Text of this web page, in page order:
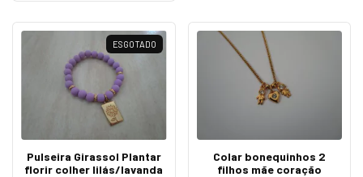
ESGOTADO
Pulseira Girassol Plantar
florir colher lilás/lavanda
Colar bonequinhos 2
filhos mãe coração